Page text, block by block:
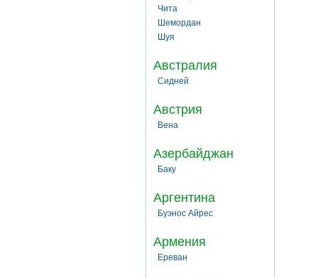
Чита
Шемордан
Шуя
Австралия
Сидней
Австрия
Вена
Азербайджан
Баку
Аргентина
Буэнос Айрес
Армения
Ереван